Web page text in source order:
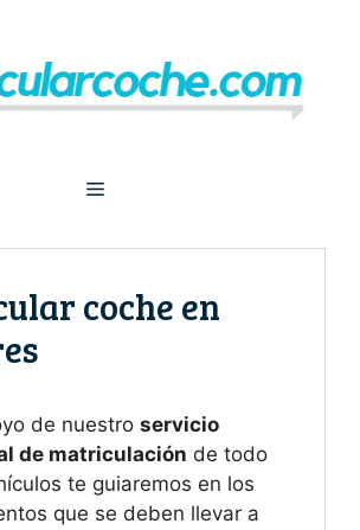
Menú
coche en
de nuestro servicio
de matriculación de todo
te guiaremos en los
que se deben llevar a